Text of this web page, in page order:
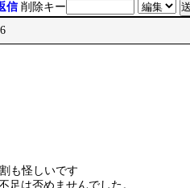
信 削除キー
も怪しいです
足は否めませんでした。